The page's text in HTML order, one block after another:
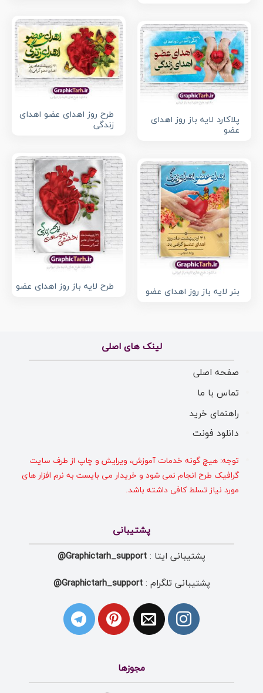
طرح روز اهدای عضو اهدای
زندگی
پلاکارد لایه باز روز اهدای
عضو
طرح لایه باز روز اهدای عضو بنر لایه باز روز اهدای عضو
لینک های اصلی
صفحه اصلی
تماس با ما
راهنمای خرید
دانلود فونت
توجه: هیچ گونه خدمات آموزش، ویرایش و چاپ از طرف سایت
گرافیک طرح انجام نمی شود و خریدار می بایست به نرم افزار های
مورد نیاز تسلط کافی داشته باشد.
پشتیبانی
پشتیبانی ایتا : Graphictarh_support@
پشتیبانی تلگرام :Graphictarh_support@
مجوزها